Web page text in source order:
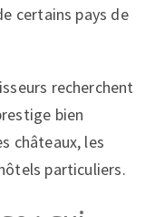
certains pays de
recherchent
bien
châteaux, les
particuliers.